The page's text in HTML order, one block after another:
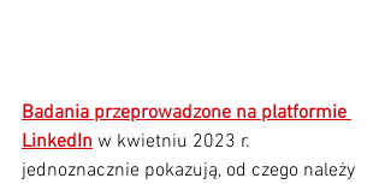
Badania przeprowadzone na platformie
LinkedIn w kwietniu 2023 r.
jednoznacznie pokazują, od czego należy